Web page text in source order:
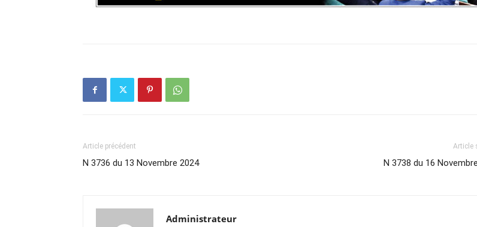
Article précédent
N 3736 du 13 Novembre 2024
Article
N 3738 du 16
Administrateur